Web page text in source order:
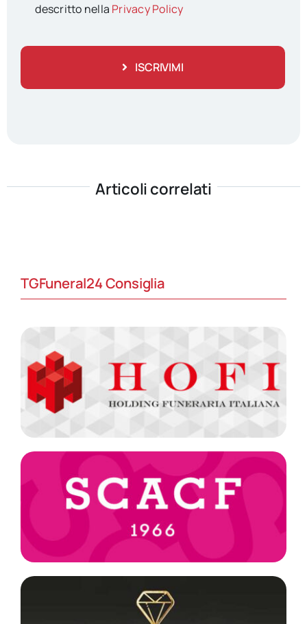
descritto nella Privacy Policy
ISCRIVIMI
Articoli correlati
TGFuneral24 Consiglia